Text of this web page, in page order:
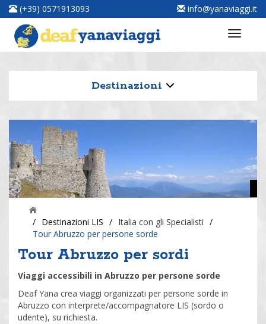
(+39) 0571913093 info@yanaviaggi.it
Destinazioni
/ Destinazioni LIS / Italia con gli Specialisti /
Tour Abruzzo per persone sorde
Tour Abruzzo per sordi
Viaggi accessibili in Abruzzo per persone sorde
Deaf Yana crea viaggi organizzati per persone sorde in
Abruzzo con interprete/accompagnatore LIS (sordo o
udente), su richiesta.